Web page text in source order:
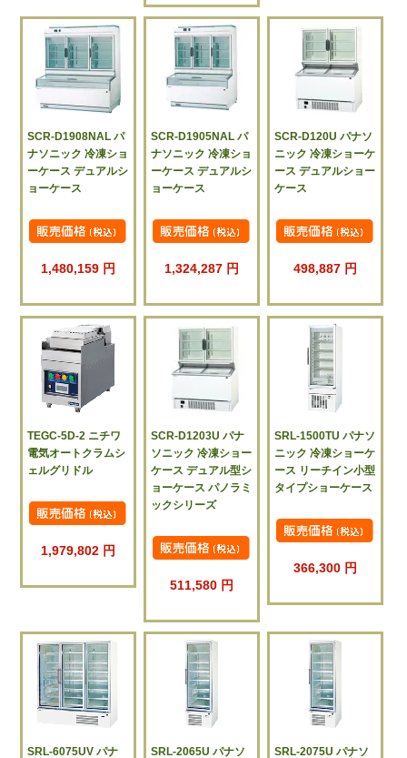
SCR-D1908NAL パ
ナソニック 冷凍ショ
ーケース デュアルシ
ョーケース
1,480,159 円
SCR-D1905NAL パ
ナソニック 冷凍ショ
ーケース デュアルシ
ョーケース
1,324,287 円
SCR-D120U パナソ
ニック 冷凍ショーケ
ース デュアルショー
ケース
498,887 円
TEGC-5D-2 ニチワ
電気オートクラムシ
ェルグリドル
1,979,802 円
SCR-D1203U パナ
ソニック 冷凍ショー
ケース デュアル型シ
ョーケース パノラミ
ックシリーズ
511,580 円
SRL-1500TU パナソ
ニック 冷凍ショーケ
ース リーチイン小型
タイプショーケース
366,300 円
SRL-6075UV パナ SRL-2065U パナソ SRL-2075U パナソ